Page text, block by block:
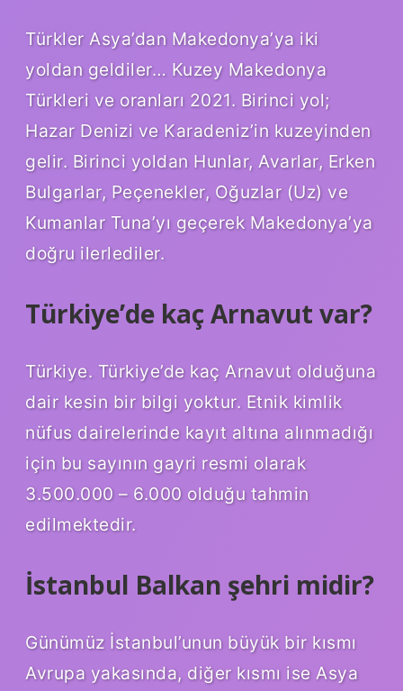
Türkler Asya’dan Makedonya’ya iki
yoldan geldiler… Kuzey Makedonya
Türkleri ve oranları 2021. Birinci yol;
Hazar Denizi ve Karadeniz’in kuzeyinden
gelir. Birinci yoldan Hunlar, Avarlar, Erken
Bulgarlar, Peçenekler, Oğuzlar (Uz) ve
Kumanlar Tuna’yı geçerek Makedonya’ya
doğru ilerlediler.
Türkiye’de kaç Arnavut var?
Türkiye. Türkiye’de kaç Arnavut olduğuna
dair kesin bir bilgi yoktur. Etnik kimlik
nüfus dairelerinde kayıt altına alınmadığı
için bu sayının gayri resmi olarak
3.500.000 – 6.000 olduğu tahmin
edilmektedir.
İstanbul Balkan şehri midir?
Günümüz İstanbul’unun büyük bir kısmı
Avrupa yakasında, diğer kısmı ise Asya